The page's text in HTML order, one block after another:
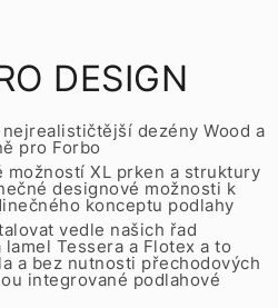
DESIGN
dezény Wood a
pro Forbo
XL prken a struktury
designové možnosti k
konceptu podlahy
vedle našich řad
Tessera a Flotex a to
a bez nutnosti přechodových
integrované podlahové